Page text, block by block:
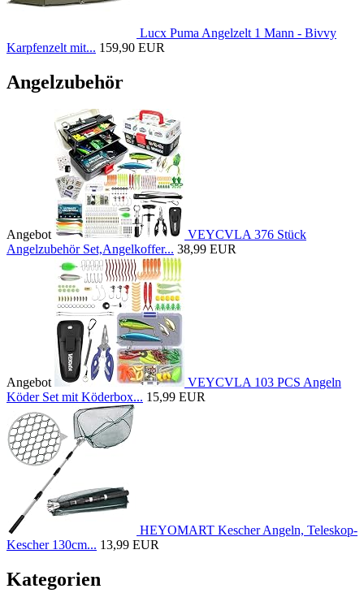
Lucx Puma Angelzelt 1 Mann - Bivvy
Karpfenzelt mit... 159,90 EUR
Angelzubehör
Angebot
VEYCVLA 376 Stück
Angelzubehör Set,Angelkoffer... 38,99 EUR
Angebot
VEYCVLA 103 PCS Angeln
Köder Set mit Köderbox... 15,99 EUR
HEYOMART Kescher Angeln, Teleskop-
Kescher 130cm... 13,99 EUR
Kategorien